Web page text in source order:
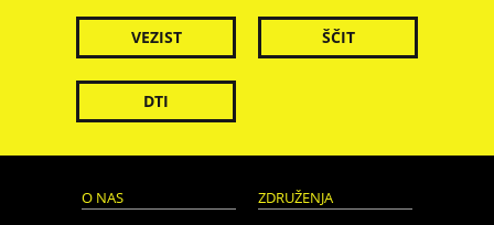
VEZIST ŠČIT
DTI
O NAS ZDRUŽENJA